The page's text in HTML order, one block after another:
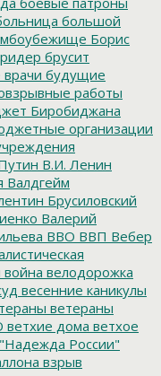
большой
Борис
брусит
будущие
работы
Биробиджана
организации
В.И. Ленин
Валдгейм
Брусиловский
Валерий
ВВО ВВП Вебер
война велодорожка
весенние каникулы
ветераны
ветхие дома ветхое
России"
взрыв